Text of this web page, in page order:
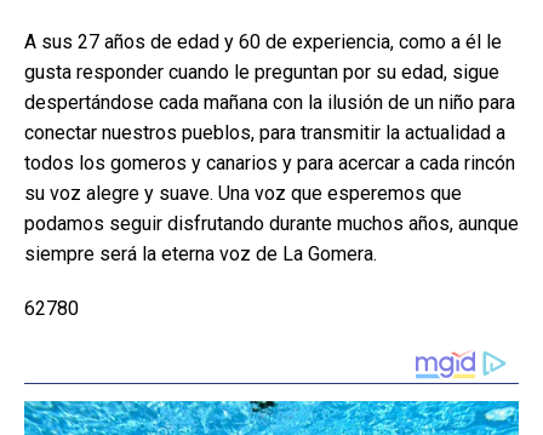
A sus 27 años de edad y 60 de experiencia, como a él le
gusta responder cuando le preguntan por su edad, sigue
despertándose cada mañana con la ilusión de un niño para
conectar nuestros pueblos, para transmitir la actualidad a
todos los gomeros y canarios y para acercar a cada rincón
su voz alegre y suave. Una voz que esperemos que
podamos seguir disfrutando durante muchos años, aunque
siempre será la eterna voz de La Gomera.
62780